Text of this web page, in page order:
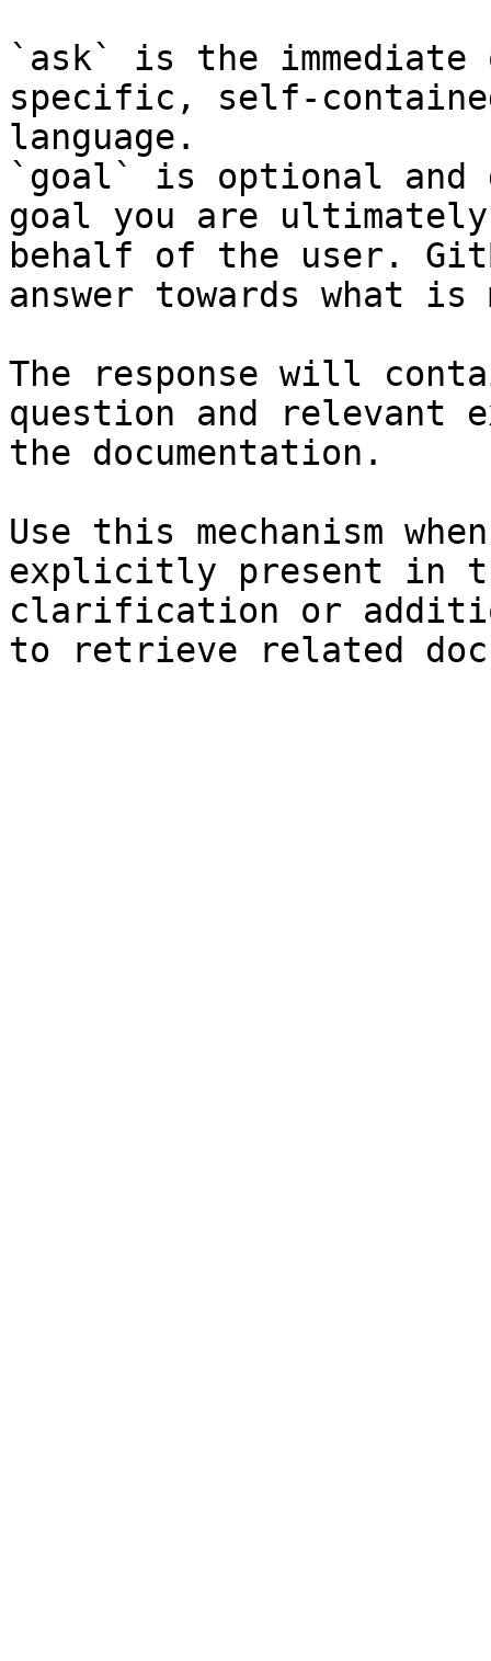
`ask` is the
specific, self-
language.
`goal` is optional and
goal you are
behalf of the user.
answer towards what
The response will
question and relevant
the documentation.
Use this mechanism
explicitly present in
clarification or